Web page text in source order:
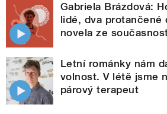
Gabriela Brázdová:
lidé, dva protančené
novela ze
Letní románky nám
volnost. V létě jsme
párový terapeut